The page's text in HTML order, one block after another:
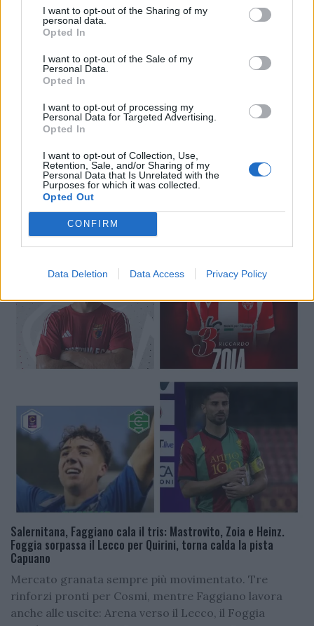
I want to opt-out of the Sharing of my
personal data.
Opted In
I want to opt-out of the Sale of my
Personal Data.
Opted In
I want to opt-out of processing my
Personal Data for Targeted Advertising.
Opted In
I want to opt-out of Collection, Use,
Retention, Sale, and/or Sharing of my
Personal Data that Is Unrelated with the
Purposes for which it was collected.
Opted Out
CONFIRM
Data Deletion Data Access Privacy Policy
🔥 Trending
Salernitana, Faggiano cala il tris: Mastrovito, Zoia e Heinz.
Foggia sorpassa il Lecco per Quirini, torna calda la pista
Capuano
Mercato granata sempre più movimentato. Tre
rinforzi pronti per Cosmi, mentre Faggiano lavora
anche alle uscite: Arena verso il Lecco, il Foggia